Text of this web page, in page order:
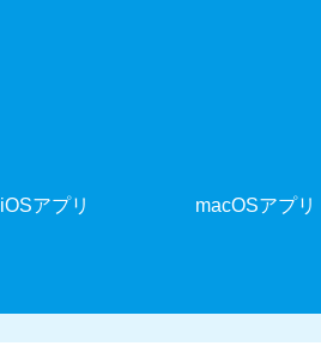
iOSアプリ macOSアプリ